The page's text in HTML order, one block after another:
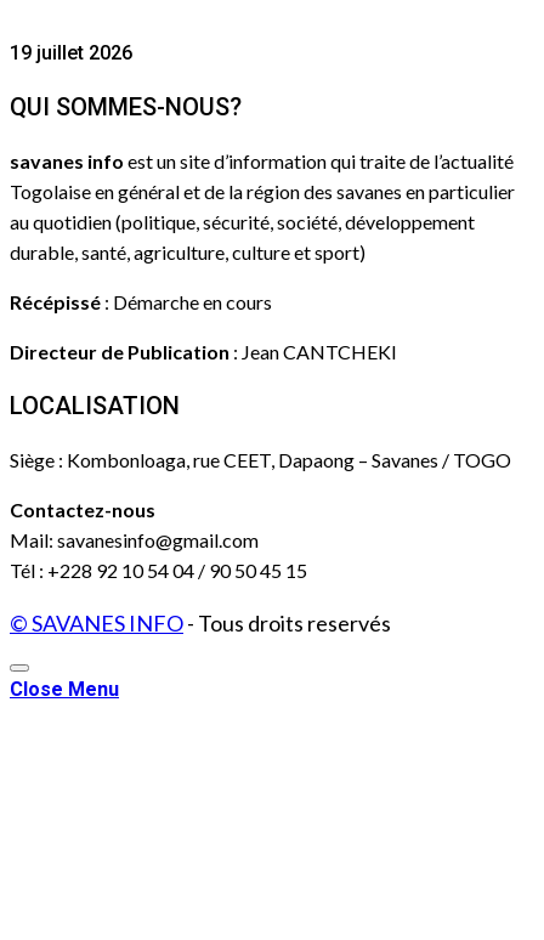
19 juillet 2026
QUI SOMMES-NOUS?
savanes info est un site d’information qui traite de l’actualité
Togolaise en général et de la région des savanes en particulier
au quotidien (politique, sécurité, société, développement
durable, santé, agriculture, culture et sport)
Récépissé : Démarche en cours
Directeur de Publication : Jean CANTCHEKI
LOCALISATION
Siège : Kombonloaga, rue CEET, Dapaong – Savanes / TOGO
Contactez-nous
Mail: savanesinfo@gmail.com
Tél : +228 92 10 54 04 / 90 50 45 15
© SAVANES INFO- Tous droits reservés
Close Menu